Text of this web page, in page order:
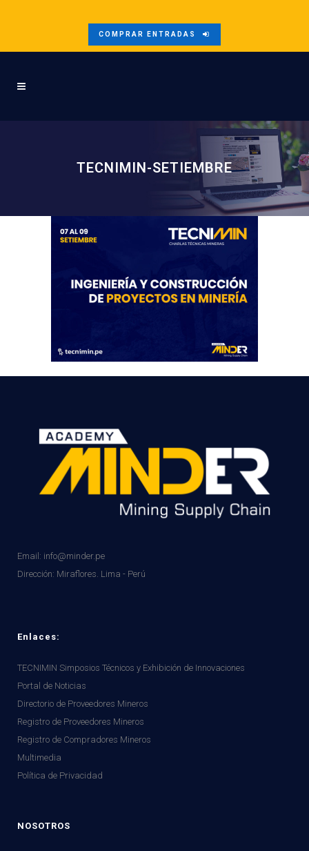
COMPRAR ENTRADAS
TECNIMIN-SETIEMBRE
Email: info@minder.pe
Dirección: Miraflores. Lima - Perú
Enlaces:
TECNIMIN Simposios Técnicos y Exhibición de Innovaciones
Portal de Noticias
Directorio de Proveedores Mineros
Registro de Proveedores Mineros
Registro de Compradores Mineros
Multimedia
Política de Privacidad
NOSOTROS